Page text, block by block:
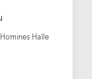
Halle